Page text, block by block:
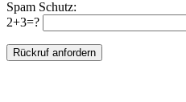
Spam Schutz:
2+3=?